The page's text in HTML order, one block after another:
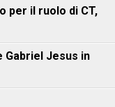
per il ruolo di CT,
Gabriel Jesus in